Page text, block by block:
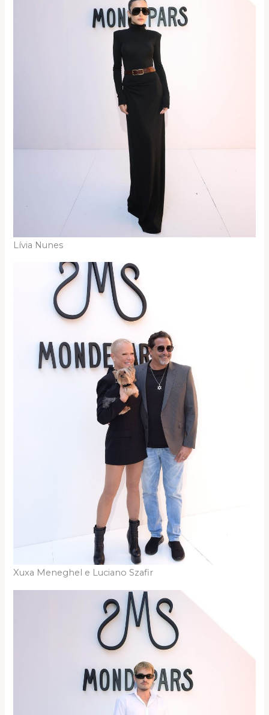
Lívia Nunes
Xuxa Meneghel e Luciano Szafir